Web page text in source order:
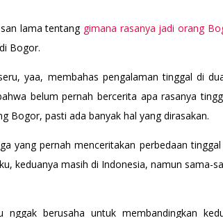
lama tentang gimana rasanya jadi orang
Bogor.
yaa, membahas pengalaman tinggal di
belum pernah bercerita apa rasanya
Bogor, pasti ada banyak hal yang dirasakan.
yang pernah menceritakan perbedaan
keduanya masih di Indonesia, namun sama-
nggak berusaha untuk membandingkan